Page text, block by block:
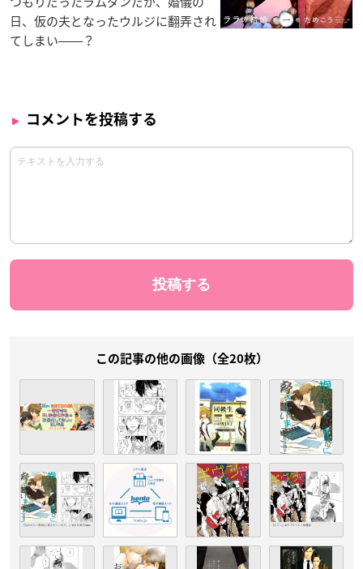
日、仮の夫となったウルジに翻弄され
てしまい――？
コメントを投稿する
この記事の他の画像（全20枚）